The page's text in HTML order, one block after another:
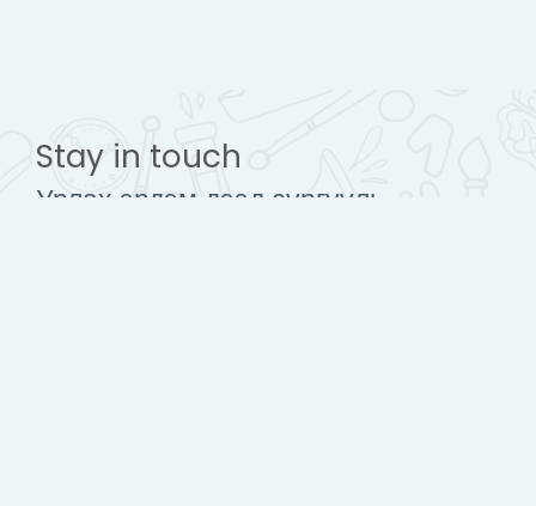
Stay in touch
Урлах эрдэм дээд сургууль